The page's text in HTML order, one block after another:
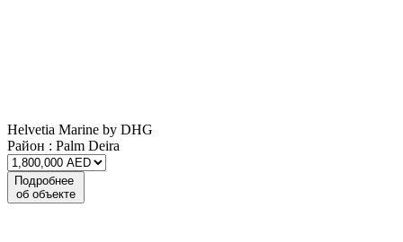
Helvetia Marine by DHG
Район : Palm Deira
Подробнее
об объекте